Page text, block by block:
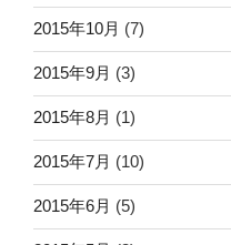
2015年10月 (7)
2015年9月 (3)
2015年8月 (1)
2015年7月 (10)
2015年6月 (5)